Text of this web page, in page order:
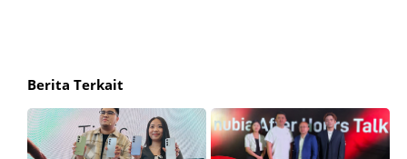
Berita Terkait